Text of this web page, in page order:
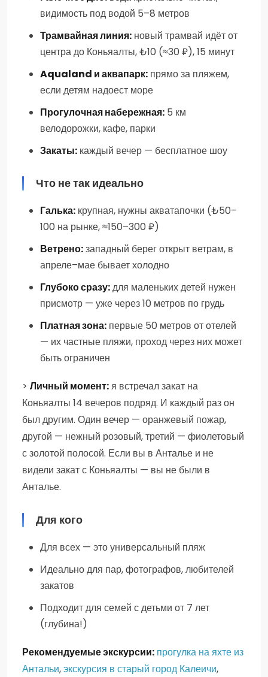
видимость под водой 5–8 метров
Трамвайная линия: новый трамвай идёт от
центра до Коньяалты, ₺10 (≈30 ₽), 15 минут
Aqualand и аквапарк: прямо за пляжем,
если детям надоест море
Прогулочная набережная: 5 км
велодорожки, кафе, парки
Закаты: каждый вечер — бесплатное шоу
Что не так идеально
Галька: крупная, нужны акватапочки (₺50–
100 на рынке, ≈150–300 ₽)
Ветрено:западный берег открыт ветрам, в
апреле–мае бывает холодно
Глубоко сразу:для маленьких детей нужен
присмотр — уже через 10 метров по грудь
Платная зона: первые 50 метров от отелей
— их частные пляжи, проход через них может
быть ограничен
> Личный момент:я встречал закат на
Коньяалты 14 вечеров подряд. И каждый раз он
был другим. Один вечер — оранжевый пожар,
другой — нежный розовый, третий — фиолетовый
с золотой полосой. Если вы в Анталье и не
видели закат с Коньяалты — вы не были в
Анталье.
Для кого
Для всех — это универсальный пляж
Идеально для пар, фотографов, любителей
закатов
Подходит для семей с детьми от 7 лет
(глубина!)
Рекомендуемые экскурсии: прогулка на яхте из
Антальи,экскурсия в старый город Калеичи,